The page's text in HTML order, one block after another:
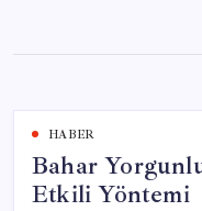
content
HABER
Bahar
Etkili Yöntemi